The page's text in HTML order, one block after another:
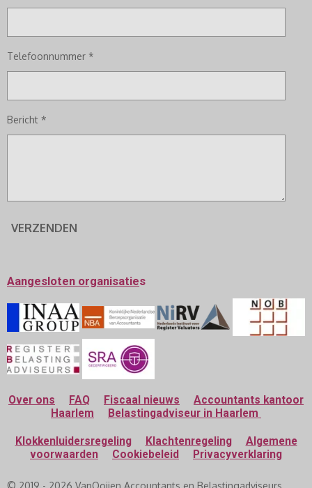
Telefoonnummer *
Bericht *
VERZENDEN
Aangesloten organisaties
Over ons FAQ Fiscaal nieuws
Accountants kantoor
Haarlem
Belastingadviseur in Haarlem
Klokkenluidersregeling Klachtenregeling
Algemene
voorwaarden
Cookiebeleid Privacyverklaring